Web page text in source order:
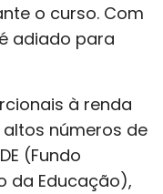
o curso. Com
adiado para
à renda
números de
(Fundo
da Educação),